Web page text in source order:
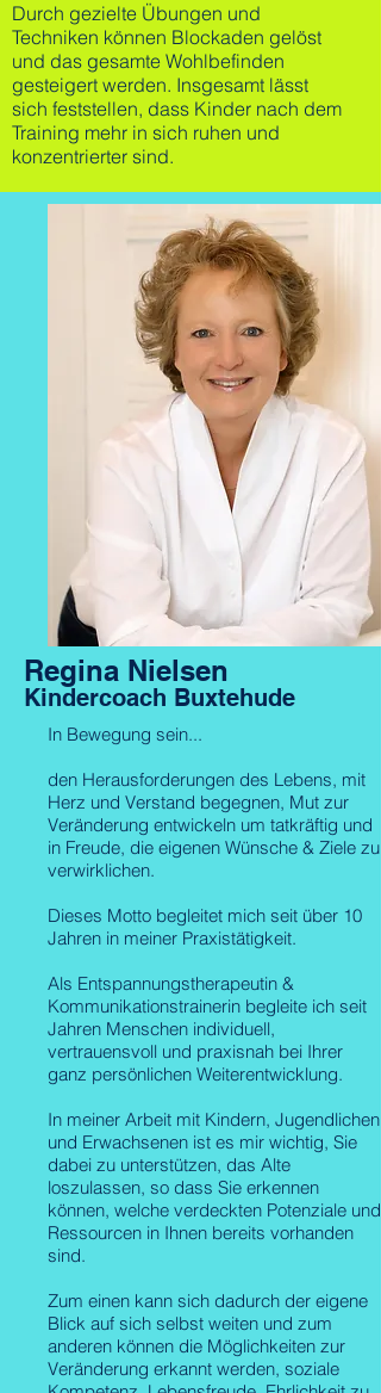
Durch gezielte Übungen und
Techniken können Blockaden gelöst
und das gesamte Wohlbefinden
gesteigert werden. Insgesamt lässt
sich feststellen, dass Kinder nach dem
Training mehr in sich ruhen und
konzentrierter sind.
Regina Nielsen
Kindercoach Buxtehude
In Bewegung sein...
den Herausforderungen des Lebens, mit
Herz und Verstand begegnen, Mut zur
Veränderung entwickeln um tatkräftig und
in Freude, die eigenen Wünsche & Ziele zu
verwirklichen.
Dieses Motto begleitet mich seit über 10
Jahren in meiner Praxistätigkeit.
Als Entspannungstherapeutin &
Kommunikationstrainerin begleite ich seit
Jahren Menschen individuell,
vertrauensvoll und praxisnah bei Ihrer
ganz persönlichen Weiterentwicklung.
In meiner Arbeit mit Kindern, Jugendlichen
und Erwachsenen ist es mir wichtig, Sie
dabei zu unterstützen, das Alte
loszulassen, so dass Sie erkennen
können, welche verdeckten Potenziale und
Ressourcen in Ihnen bereits vorhanden
sind.
Zum einen kann sich dadurch der eigene
Blick auf sich selbst weiten und zum
anderen können die Möglichkeiten zur
Veränderung erkannt werden, soziale